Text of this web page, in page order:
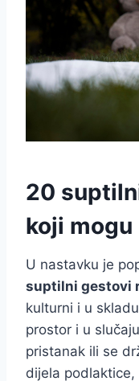
20
koji
U nastavku je
suptilni gestovi
kulturni i u
prostor i u
pristanak ili se
dijela